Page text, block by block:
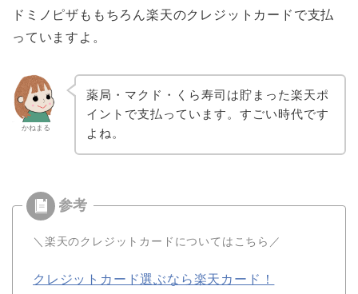
ドミノピザももちろん楽天のクレジットカードで支払
っていますよ。
かねまる
薬局・マクド・くら寿司は貯まった楽天ポ
イントで支払っています。すごい時代です
よね。
＼楽天のクレジットカードについてはこちら／
クレジットカード選ぶなら楽天カード！